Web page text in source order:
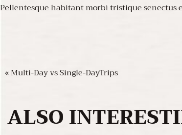
Pellentesque habitant morbi tristique senectus
« Multi-Day vs Single-DayTrips
ALSO